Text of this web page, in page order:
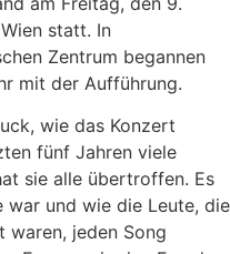
statt. In
Zentrum begannen
mit der Aufführung.
wie das Konzert
fünf Jahren viele
sie alle übertroffen. Es
war und wie die Leute, die
waren, jeden Song